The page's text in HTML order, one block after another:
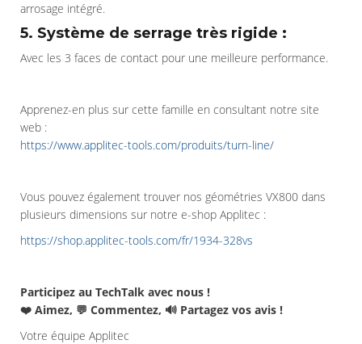
arrosage intégré.
5. Système de serrage très rigide :
Avec les 3 faces de contact pour une meilleure performance.
Apprenez-en plus sur cette famille en consultant notre site
web :
https://www.applitec-tools.com/produits/turn-line/
Vous pouvez également trouver nos géométries VX800 dans
plusieurs dimensions sur notre e-shop Applitec :
https://shop.applitec-tools.com/fr/1934-328vs
Participez au TechTalk avec nous !
❤️ Aimez, 💬 Commentez, 🔊 Partagez vos avis !
Votre équipe Applitec